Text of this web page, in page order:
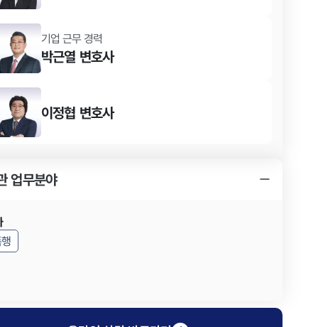
기업 근무 경력
박근열 변호사
이정협 변호사
업무분야